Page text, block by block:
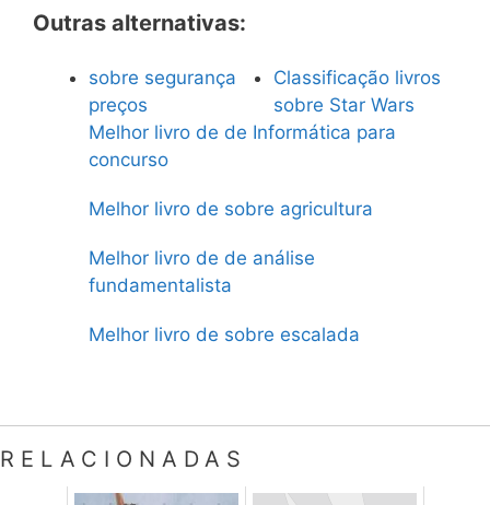
Outras alternativas:
sobre segurança
preços
Classificação livros
sobre Star Wars
Melhor livro de de Informática para
concurso
Melhor livro de sobre agricultura
Melhor livro de de análise
fundamentalista
Melhor livro de sobre escalada
RELACIONADAS